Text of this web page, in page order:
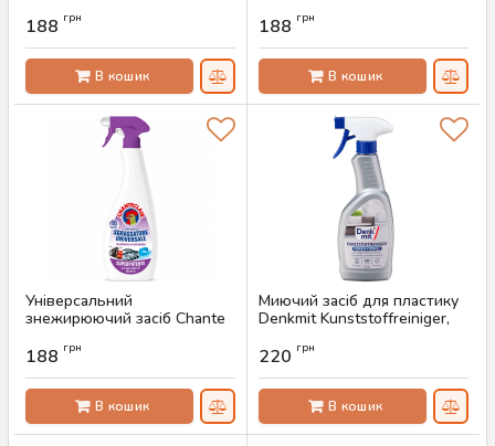
Артикул:
188 грн
В кошик
Артикул:
188 грн
В кошик
Універсальний
знежирюючий засіб Chante
Артикул:
188 грн
В кошик
Миючий засіб для пластику
Denkmit Kunststoffreiniger,
Артикул:
220 грн
В кошик